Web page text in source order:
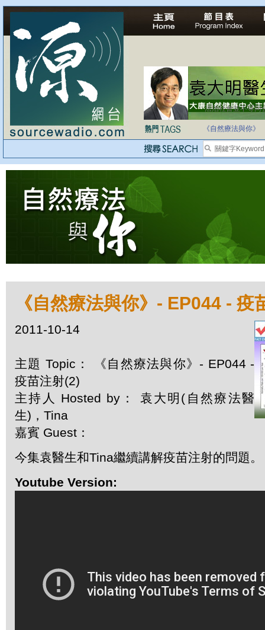
法治社會並不等同
《自然療法與你》
《自然療法與你》- EP044 - 疫
2011-10-14
主題 Topic： 《自然療法與你》- EP044 -
疫苗注射(2)
主持人 Hosted by： 袁大明(自然療法醫
生)，Tina
嘉賓 Guest：
今集袁醫生和Tina繼續講解疫苗注射的問題。
Youtube Version: